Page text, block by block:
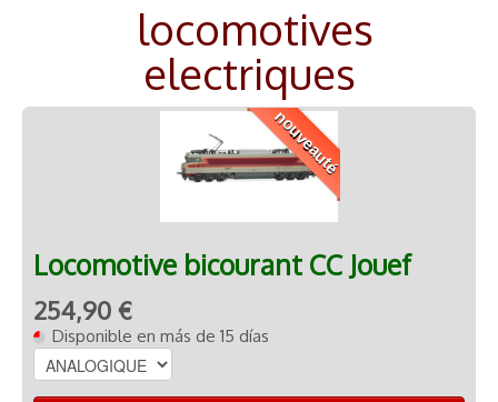
locomotives
electriques
nouveauté
Locomotive bicourant CC Jouef
254,90 €
Disponible en más de 15 días